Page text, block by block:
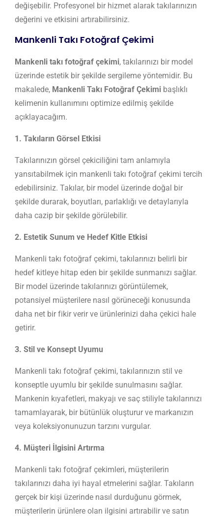
değişebilir. Profesyonel bir hizmet alarak takılarınızın
değerini ve etkisini artırabilirsiniz.
Mankenli Takı Fotoğraf Çekimi
Mankenli takı fotoğraf çekimi, takılarınızı bir model
üzerinde estetik bir şekilde sergileme yöntemidir. Bu
makalede, Mankenli Takı Fotoğraf Çekimi başlıklı
kelimenin kullanımını optimize edilmiş şekilde
açıklayacağım.
1. Takıların Görsel Etkisi
Takılarınızın görsel çekiciliğini tam anlamıyla
yansıtabilmek için mankenli takı fotoğraf çekimi tercih
edebilirsiniz. Takılar, bir model üzerinde doğal bir
şekilde durarak, boyutları, parlaklığı ve detaylarıyla
daha cazip bir şekilde görülebilir.
2. Estetik Sunum ve Hedef Kitle Etkisi
Mankenli takı fotoğraf çekimi, takılarınızı belirli bir
hedef kitleye hitap eden bir şekilde sunmanızı sağlar.
Bir model üzerinde takılarınızı görüntülemek,
potansiyel müşterilere nasıl görüneceği konusunda
daha net bir fikir verir ve ürünlerinizi daha çekici hale
getirir.
3. Stil ve Konsept Uyumu
Mankenli takı fotoğraf çekimi, takılarınızın stil ve
konseptle uyumlu bir şekilde sunulmasını sağlar.
Mankenin kıyafetleri, makyajı ve saç stiliyle takılarınızı
tamamlayarak, bir bütünlük oluşturur ve markanızın
veya koleksiyonunuzun tarzını vurgular.
4. Müşteri İlgisini Artırma
Mankenli takı fotoğraf çekimleri, müşterilerin
takılarınızı daha iyi hayal etmelerini sağlar. Takıların
gerçek bir kişi üzerinde nasıl durduğunu görmek,
müşterilerin ürünlere olan ilgisini artırabilir ve satın